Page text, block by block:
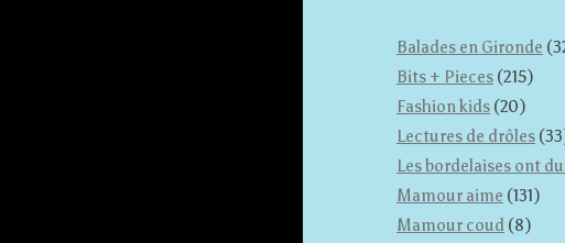
Balades en Gironde
Bits + Pieces (215)
Fashion kids (20)
Lectures de drôles
Les bordelaises ont
Mamour aime (131)
Mamour coud (8)